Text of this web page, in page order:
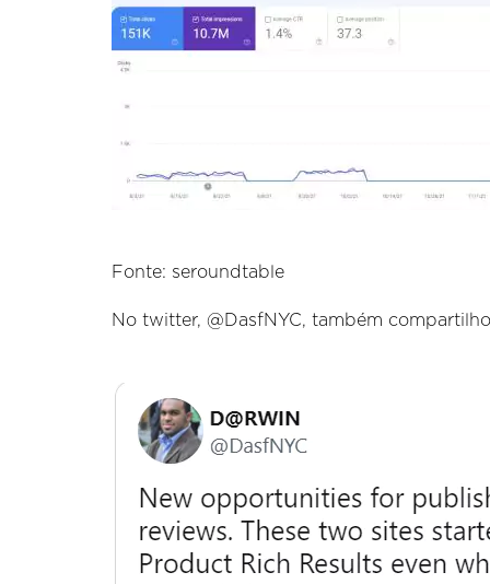
Fonte: seroundtable
No twitter, @DasfNYC, também